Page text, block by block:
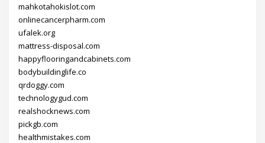
mahkotahokislot.com
onlinecancerpharm.com
ufalek.org
mattress-disposal.com
happyflooringandcabinets.com
bodybuildinglife.co
qrdoggy.com
technologygud.com
realshocknews.com
pickgb.com
healthmistakes.com